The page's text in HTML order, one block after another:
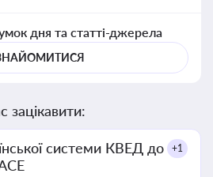
дня та статті-джерела
зацікавити:
системи КВЕД до
+1